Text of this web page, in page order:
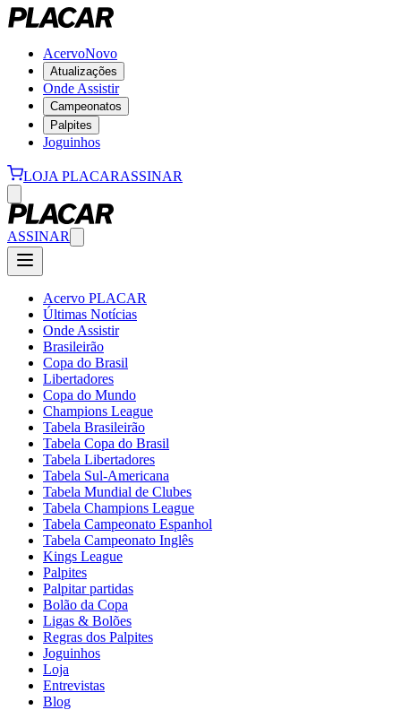
AcervoNovo
Atualizações
Onde Assistir
Campeonatos
Palpites
Joguinhos
LOJA PLACARASSINAR
ASSINAR
Acervo PLACAR
Últimas Notícias
Onde Assistir
Brasileirão
Copa do Brasil
Libertadores
Copa do Mundo
Champions League
Tabela Brasileirão
Tabela Copa do Brasil
Tabela Libertadores
Tabela Sul-Americana
Tabela Mundial de Clubes
Tabela Champions League
Tabela Campeonato Espanhol
Tabela Campeonato Inglês
Kings League
Palpites
Palpitar partidas
Bolão da Copa
Ligas & Bolões
Regras dos Palpites
Joguinhos
Loja
Entrevistas
Blog